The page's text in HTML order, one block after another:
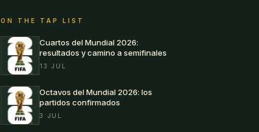
ON THE TAP LIST
Cuartos del Mundial 2026:
resultados y camino a semifinales
13 JUL
Octavos del Mundial 2026: los
partidos confirmados
3 JUL